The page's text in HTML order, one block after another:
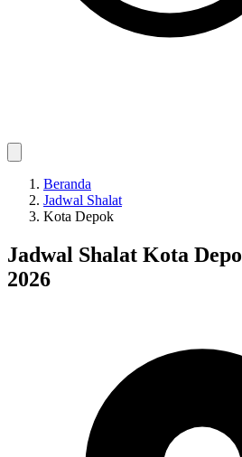
Beranda
Jadwal Shalat
Kota Depok
Jadwal Shalat Kota
2026